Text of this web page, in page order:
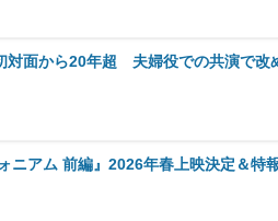
対面から20年超 夫婦役での共演で改
ニアム 前編』2026年春上映決定＆